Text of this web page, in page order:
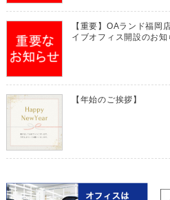
【重要】OAランド福岡
イブオフィス開設のお知
【年始のご挨拶】